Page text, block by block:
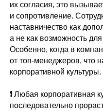
их согласия, это
и сопротивление.
наставничество как
а не как возможность
Особенно, когда в
от топ-менеджеров, что
корпоративной культуры.
❗Любая корпоративная
последовательно